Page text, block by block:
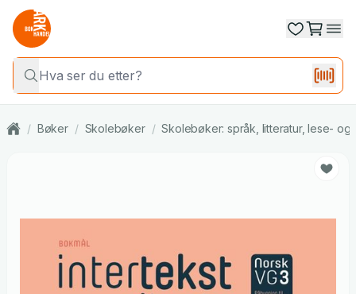
/ Bøker / Skolebøker / Skolebøker: språk, litteratur, lese-